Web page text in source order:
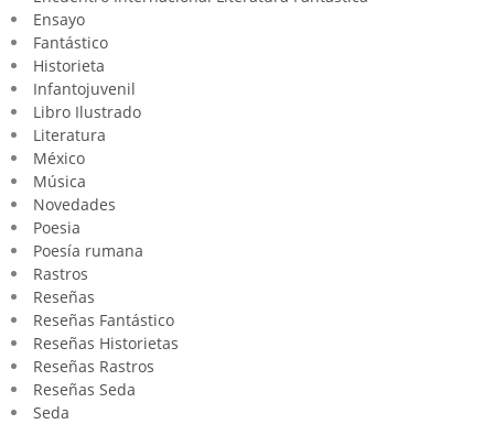
Ensayo
Fantástico
Historieta
Infantojuvenil
Libro Ilustrado
Literatura
México
Música
Novedades
Poesia
Poesía rumana
Rastros
Reseñas
Reseñas Fantástico
Reseñas Historietas
Reseñas Rastros
Reseñas Seda
Seda